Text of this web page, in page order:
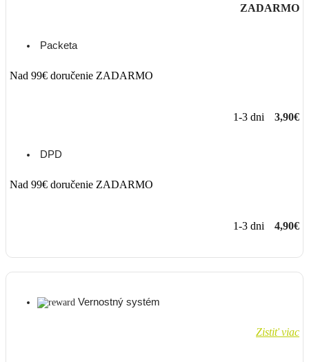
ZADARMO
Packeta
Nad 99€ doručenie ZADARMO
1-3 dni 3,90€
DPD
Nad 99€ doručenie ZADARMO
1-3 dni 4,90€
Vernostný systém
Zistiť viac